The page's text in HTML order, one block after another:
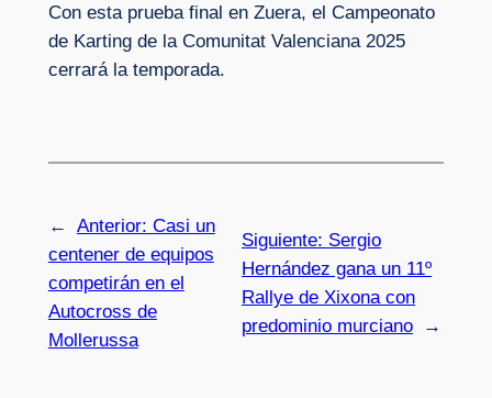
Con esta prueba final en Zuera, el Campeonato
de Karting de la Comunitat Valenciana 2025
cerrará la temporada.
← Anterior: Casi un
centener de equipos
competirán en el
Autocross de
Mollerussa
Siguiente: Sergio
Hernández gana un 11º
Rallye de Xixona con
predominio murciano
→